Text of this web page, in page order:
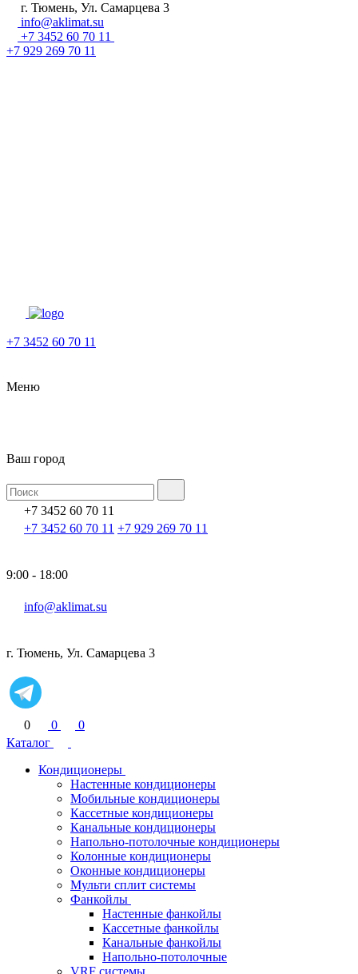
г. Тюмень, Ул. Самарцева 3
info@aklimat.su
+7 3452 60 70 11
+7 929 269 70 11
+7 3452 60 70 11
Меню
Ваш город
+7 3452 60 70 11
+7 3452 60 70 11 +7 929 269 70 11
9:00 - 18:00
info@aklimat.su
г. Тюмень, Ул. Самарцева 3
0 0
0
Каталог
Кондиционеры
Настенные кондиционеры
Мобильные кондиционеры
Кассетные кондиционеры
Канальные кондиционеры
Напольно-потолочные кондиционеры
Колонные кондиционеры
Оконные кондиционеры
Мульти сплит системы
Фанкойлы
Настенные фанкойлы
Кассетные фанкойлы
Канальные фанкойлы
Напольно-потолочные
VRF системы